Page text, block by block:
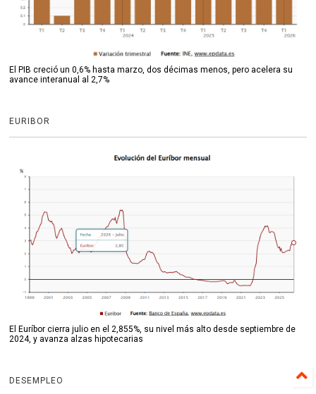
El PIB creció un 0,6% hasta marzo, dos décimas menos, pero acelera su
avance interanual al 2,7%
EURIBOR
El Euríbor cierra julio en el 2,855%, su nivel más alto desde septiembre de
2024, y avanza alzas hipotecarias
DESEMPLEO